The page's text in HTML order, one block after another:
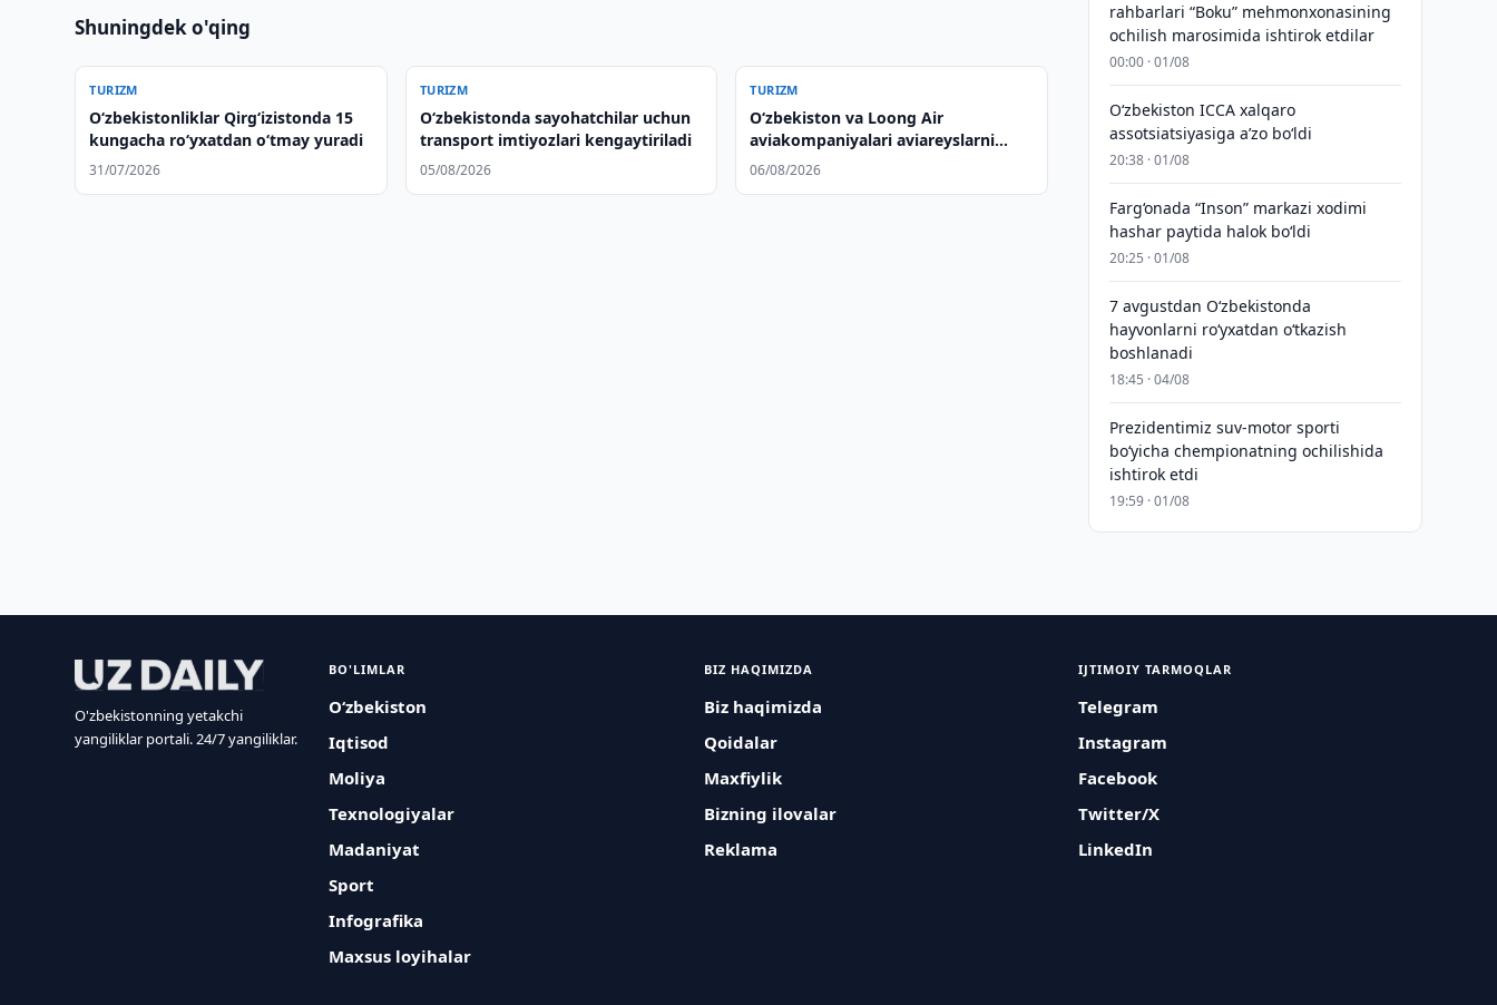
Shuningdek o'qing
TURIZM
O‘zbekistonliklar Qirg‘izistonda 15
kungacha ro‘yxatdan o‘tmay yuradi
31/07/2026
TURIZM
Oʻzbekistonda sayohatchilar uchun
transport imtiyozlari kengaytiriladi
05/08/2026
TURIZM
Oʻzbekiston va Loong Air
aviakompaniyalari aviareyslarni
kengaytirishni muhokama qilishdi
06/08/2026
rahbarlari “Boku” mehmonxonasining
ochilish marosimida ishtirok etdilar
00:00 · 01/08
O‘zbekiston ICCA xalqaro
assotsiatsiyasiga aʼzo bo‘ldi
20:38 · 01/08
Farg‘onada “Inson” markazi xodimi
hashar paytida halok bo‘ldi
20:25 · 01/08
7 avgustdan O‘zbekistonda
hayvonlarni ro‘yxatdan o‘tkazish
boshlanadi
18:45 · 04/08
Prezidentimiz suv-motor sporti
bo‘yicha chempionatning ochilishida
ishtirok etdi
19:59 · 01/08
O'zbekistonning yetakchi
yangiliklar portali. 24/7 yangiliklar.
BO'LIMLAR
O‘zbekiston
Iqtisod
Moliya
Texnologiyalar
Madaniyat
Sport
Infografika
Maxsus loyihalar
BIZ HAQIMIZDA
Biz haqimizda
Qoidalar
Maxfiylik
Bizning ilovalar
Reklama
IJTIMOIY TARMOQLAR
Telegram
Instagram
Facebook
Twitter/X
LinkedIn